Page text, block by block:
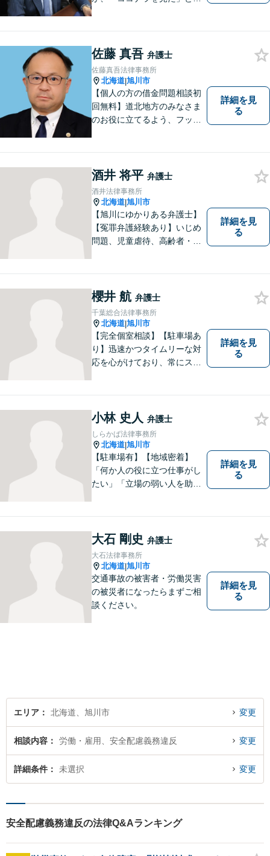
佐藤 真吾 弁護士
佐藤真吾法律事務所
北海道|旭川市
【個人の方の借金問題相談初
回無料】道北地方のみなさま
のお役に立てるよう、フット
詳細を見
る
酒井 将平 弁護士
酒井法律事務所
北海道|旭川市
【旭川にゆかりある弁護士】
【冤罪弁護経験あり】いじめ
問題、児童虐待、高齢者・障
日祝もメール受付中です。お
困りごとがあれば、お気軽に
ご相談ください。【バリアフ
リー】
詳細を見
る
櫻井 航 弁護士
千葉総合法律事務所
北海道|旭川市
【完全個室相談】【駐車場あ
り】迅速かつタイムリーな対
応を心がけており、常にスム
と感じる方も、まずはお気軽
にご連絡いただければと思い
ます。
詳細を見
る
小林 史人 弁護士
しらかば法律事務所
北海道|旭川市
【駐車場有】【地域密着】
「何か人の役に立つ仕事がし
たい」「立場の弱い人を助け
た、法的サービスの提供を行
います。お気軽にご相談くだ
さい。
詳細を見
る
大石 剛史 弁護士
大石法律事務所
北海道|旭川市
交通事故の被害者・労働災害
の被災者になったらまずご相
談ください。
詳細を見
る
エリア 北海道、旭川市 変更
相談内容 労働・雇用、安全配慮義務違反 変更
詳細条件 未選択 変更
安全配慮義務違反の法律Q&Aランキング